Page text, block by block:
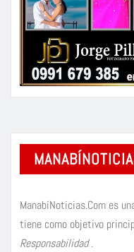
ManabíNoticias.Com es
tiene como objetivo
Responsabilidad.